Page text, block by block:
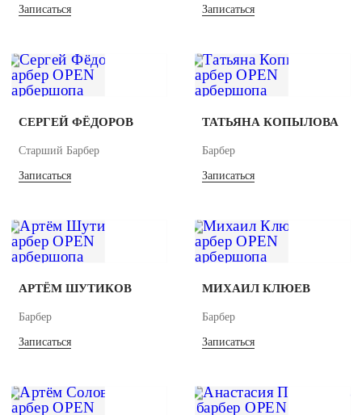
Записаться Записаться
СЕРГЕЙ ФЁДОРОВ
Старший Барбер
Записаться
ТАТЬЯНА КОПЫЛОВА
Барбер
Записаться
АРТЁМ ШУТИКОВ
Барбер
Записаться
МИХАИЛ КЛЮЕВ
Барбер
Записаться